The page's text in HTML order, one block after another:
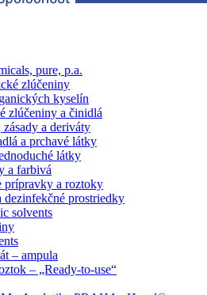
pure, p.a.
zlúčeniny
kyselín
zlúčeniny a činidlá
a deriváty
a prchavé látky
látky
a farbivá
prípravky a roztoky
dezinfekčné prostriedky
solvents
– ampula
– „Ready-to-use“